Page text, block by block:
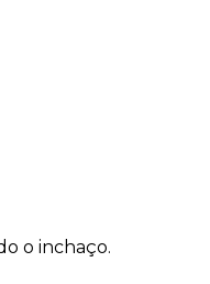
o inchaço.